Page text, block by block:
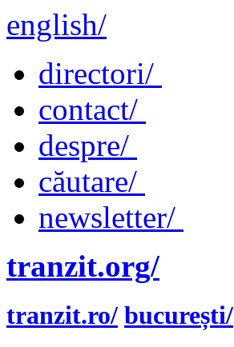
english/
directori/
contact/
despre/
căutare/
newsletter/
tranzit.org/
tranzit.ro/ bucurești/